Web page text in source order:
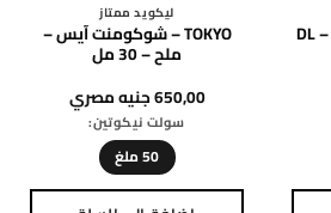
ليكويد ممتاز
TOKYO – مشروب الخوخ
والبطيخ المآيس – ملح – 30
مل
650,00جنيه مصري
سولت نيكوتين: